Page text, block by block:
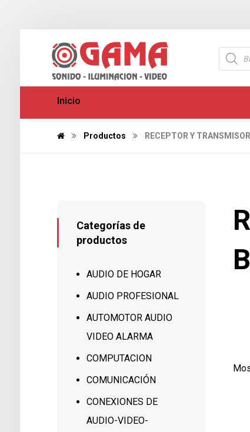
Inicio
Productos RECEPTOR Y
Categorías de
productos
AUDIO DE HOGAR
AUDIO PROFESIONAL
AUTOMOTOR AUDIO
VIDEO ALARMA
COMPUTACION
COMUNICACIÓN
CONEXIONES DE
AUDIO-VIDEO-